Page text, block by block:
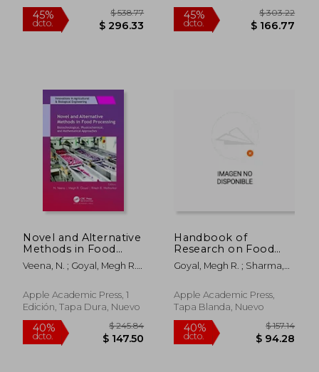
dcto. $ 296.33
Nuevo
45%
dcto. $
Novel and Alternative
Methods in Food
Processing:
Biotechnological,
Mathematical
Approaches
Agricultural &
Biological
Veena, N. ; Goyal, Megh R. ;
Apple Academic Press, 1
Edición, Tapa Dura, Nuevo
Handbook of
Research on Food
Processing and
Preservation
Volume 4: Design and
Development of
Packaging Systems,
and Food (en Inglés)
Goyal, Megh R. ; Sharma,
Apple Academic Press,
Tapa Blanda, Nuevo